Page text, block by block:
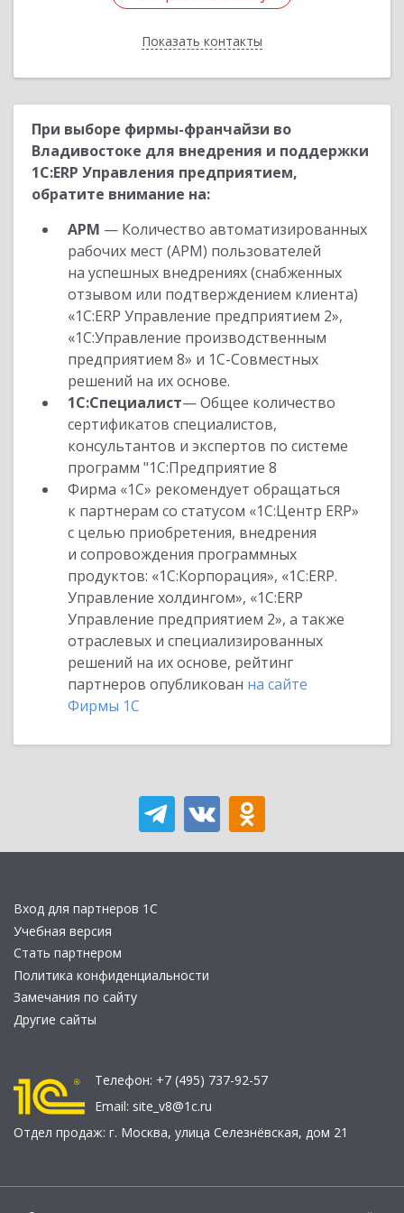
Показать контакты
Назад
При выборе фирмы-франчайзи во
Владивостоке для внедрения и поддержки
1С:ERP Управления предприятием,
обратите внимание на:
АРМ — Количество автоматизированных
рабочих мест (АРМ) пользователей
на успешных внедрениях (снабженных
отзывом или подтверждением клиента)
«1С:ERP Управление предприятием 2»,
«1С:Управление производственным
предприятием 8» и 1С-Совместных
решений на их основе.
1С:Специалист— Общее количество
сертификатов специалистов,
консультантов и экспертов по системе
программ "1С:Предприятие 8
Фирма «1С» рекомендует обращаться
к партнерам со статусом «1С:Центр ERP»
с целью приобретения, внедрения
и сопровождения программных
продуктов: «1С:Корпорация», «1С:ERP.
Управление холдингом», «1С:ERP
Управление предприятием 2», а также
отраслевых и специализированных
решений на их основе, рейтинг
партнеров опубликован на сайте
Фирмы 1С
Вход для партнеров 1С
Учебная версия
Стать партнером
Политика конфиденциальности
Замечания по сайту
Другие сайты
Телефон: +7 (495) 737-92-57
Email: site_v8@1c.ru
Отдел продаж: г. Москва, улица Селезнёвская, дом 21